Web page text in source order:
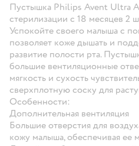
Пустышка Philips Avent Ultra
стерилизации с 18 месяцев 2
Успокойте своего малыша с
позволяет коже дышать и
развитие полости рта.
большие вентиляционные
мягкость и сухость
сверхплотную соску для
Особенности:
Дополнительная вентиляция
Большие отверстия для
кожу малыша, обеспечивая ее